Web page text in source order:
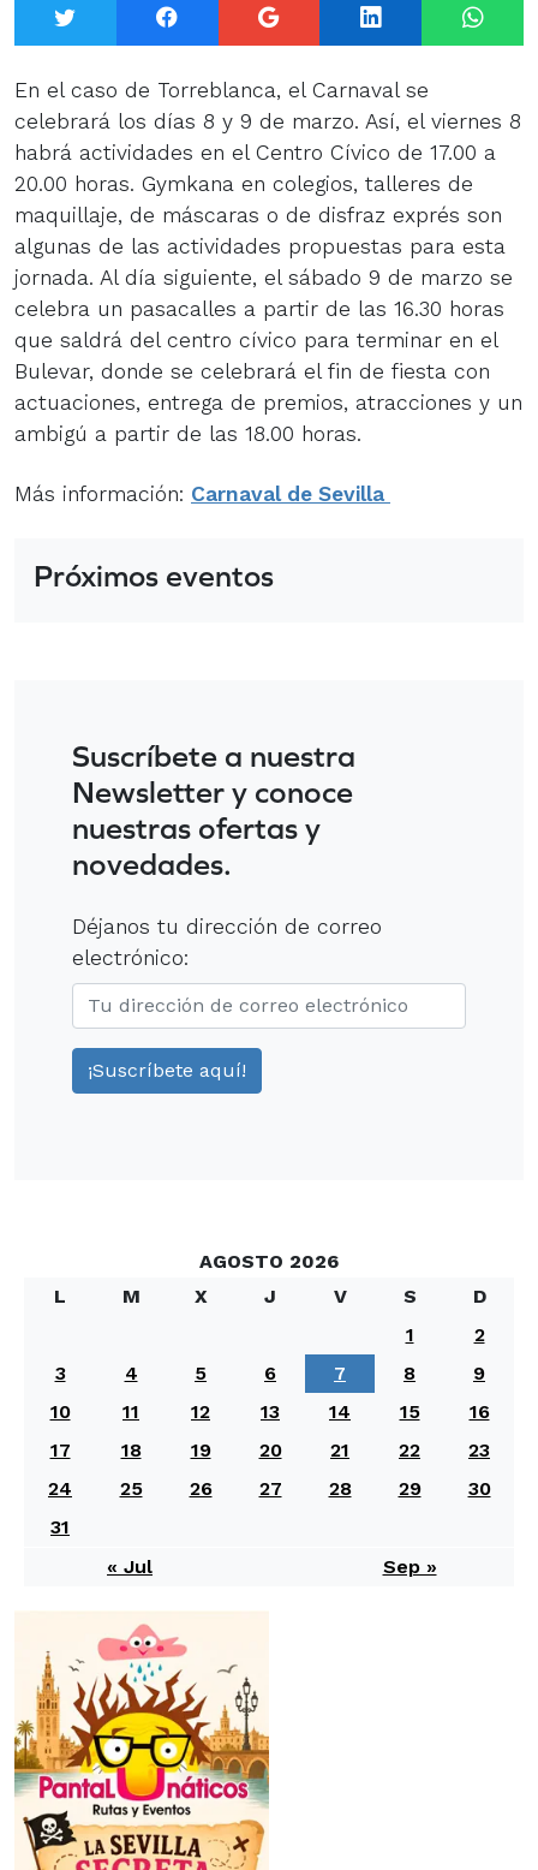
Twitter Facebook Google+ LinkedIn
En el caso de Torreblanca, el Carnaval se
celebrará los días 8 y 9 de marzo. Así, el viernes 8
habrá actividades en el Centro Cívico de 17.00 a
20.00 horas. Gymkana en colegios, talleres de
maquillaje, de máscaras o de disfraz exprés son
algunas de las actividades propuestas para esta
jornada. Al día siguiente, el sábado 9 de marzo se
celebra un pasacalles a partir de las 16.30 horas
que saldrá del centro cívico para terminar en el
Bulevar, donde se celebrará el fin de fiesta con
actuaciones, entrega de premios, atracciones y un
ambigú a partir de las 18.00 horas.
Más información: Carnaval de Sevilla
Próximos eventos
Suscríbete a nuestra
Newsletter y conoce
nuestras ofertas y
novedades.
Déjanos tu dirección de correo
electrónico:
AGOSTO 2026
L
M X J V S
D
1
2
3
4 5 6 7 8
9
10
11 12 13 14 15
16
17
18 19 20 21 22
23
24
25 26 27 28 29
30
31
« Jul
Sep »